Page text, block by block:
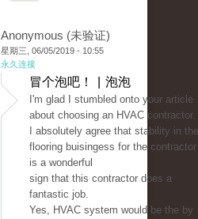
Anonymous (未验证)
星期三, 06/05/2019 - 10:55
永久连接
冒个泡吧！ | 泡泡
I'm glad I stumbled onto your article
about choosing an HVAC contractor.
I absolutely agree that stability in the
flooring buisingess for the contractor
is a wonderful
sign that this contractor does a
fantastic job.
Yes, HVAC system would be the by